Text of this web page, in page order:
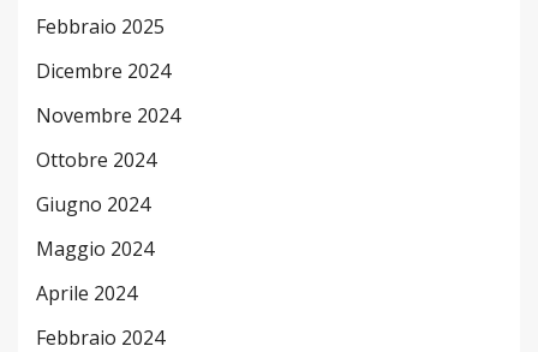
Febbraio 2025
Dicembre 2024
Novembre 2024
Ottobre 2024
Giugno 2024
Maggio 2024
Aprile 2024
Febbraio 2024